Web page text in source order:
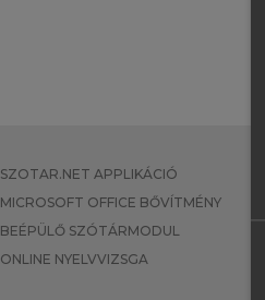
SZOTAR.NET APPLIKÁCIÓ
MICROSOFT OFFICE BŐVÍTMÉNY
BEÉPÜLŐ SZÓTÁRMODUL
ONLINE NYELVVIZSGA